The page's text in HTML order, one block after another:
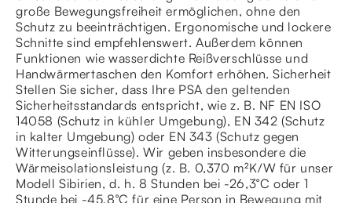
große Bewegungsfreiheit ermöglichen, ohne den
Schutz zu beeinträchtigen. Ergonomische und lockere
Schnitte sind empfehlenswert. Außerdem können
Funktionen wie wasserdichte Reißverschlüsse und
Handwärmertaschen den Komfort erhöhen. Sicherheit
Stellen Sie sicher, dass Ihre PSA den geltenden
Sicherheitsstandards entspricht, wie z. B. NF EN ISO
14058 (Schutz in kühler Umgebung), EN 342 (Schutz
in kalter Umgebung) oder EN 343 (Schutz gegen
Witterungseinflüsse). Wir geben insbesondere die
Wärmeisolationsleistung (z. B. 0,370 m²K/W für unser
Modell Sibirien, d. h. 8 Stunden bei -26,3°C oder 1
Stunde bei -45,8°C für eine Person in Bewegung mit